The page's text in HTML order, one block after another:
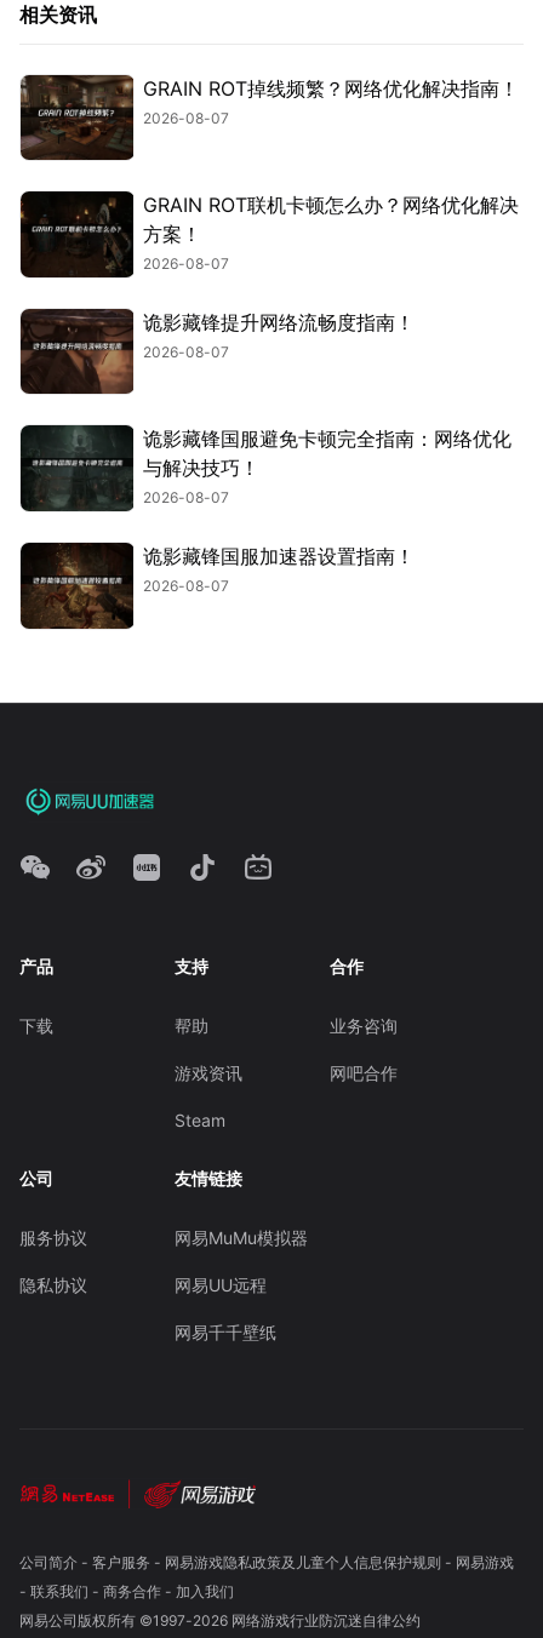
相关资讯
GRAIN ROT掉线频繁？网络优化解决指南！
2026-08-07
GRAIN ROT联机卡顿怎么办？网络优化解决
方案！
2026-08-07
诡影藏锋提升网络流畅度指南！
2026-08-07
诡影藏锋国服避免卡顿完全指南：网络优化
与解决技巧！
2026-08-07
诡影藏锋国服加速器设置指南！
2026-08-07
产品
下载
支持
帮助
游戏资讯
Steam
合作
业务咨询
网吧合作
公司
服务协议
隐私协议
友情链接
网易MuMu模拟器
网易UU远程
网易千千壁纸
公司简介- 客户服务 - 网易游戏隐私政策及儿童个人信息保护规则 - 网易游戏
- 联系我们 - 商务合作- 加入我们
网易公司版权所有 ©1997-2026 网络游戏行业防沉迷自律公约